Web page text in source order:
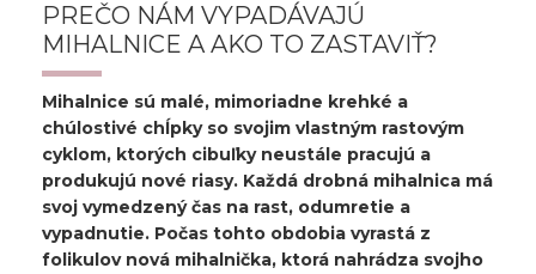
PREČO NÁM VYPADÁVAJÚ
MIHALNICE A AKO TO ZASTAVIŤ?
Mihalnice sú malé, mimoriadne krehké a
chúlostivé chĺpky so svojim vlastným rastovým
cyklom, ktorých cibuľky neustále pracujú a
produkujú nové riasy. Každá drobná mihalnica má
svoj vymedzený čas na rast, odumretie a
vypadnutie. Počas tohto obdobia vyrastá z
folikulov nová mihalnička, ktorá nahrádza svojho